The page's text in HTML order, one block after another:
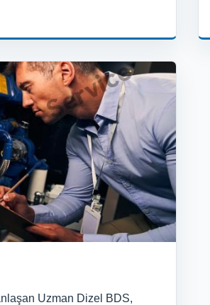
Uzman Dizel BDS,